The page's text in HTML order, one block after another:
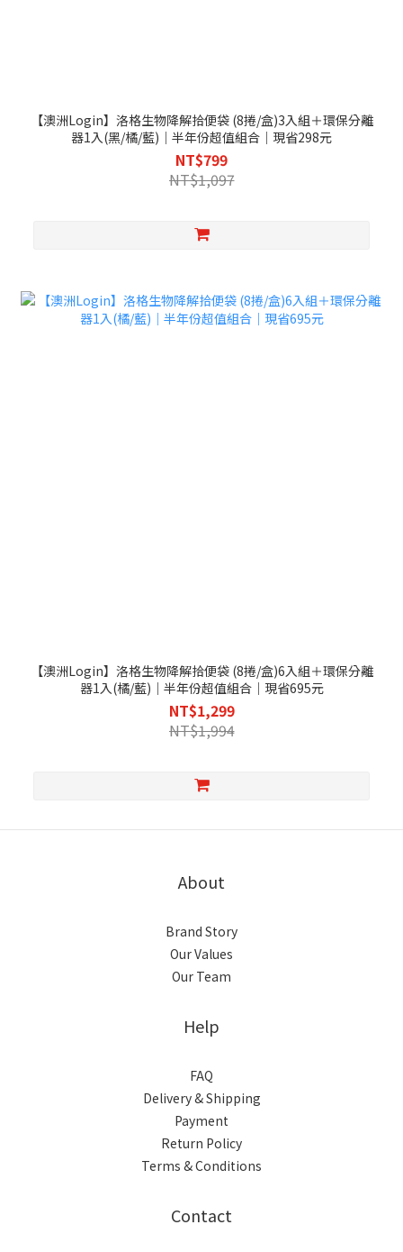
【澳洲Login】洛格生物降解拾便袋 (8捲/盒)3入組＋環保分離
器1入(黑/橘/藍)｜半年份超值組合｜現省298元
NT$799
NT$1,097
【澳洲Login】洛格生物降解拾便袋 (8捲/盒)6入組＋環保分離
器1入(橘/藍)｜半年份超值組合｜現省695元
NT$1,299
NT$1,994
About
Brand Story
Our Values
Our Team
Help
FAQ
Delivery & Shipping
Payment
Return Policy
Terms & Conditions
Contact